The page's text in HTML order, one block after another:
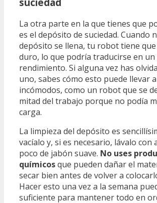
La otra parte en la que tienes que
es el depósito de suciedad. Cuando
depósito se llena, tu robot tiene
duro, lo que podría traducirse en
rendimiento. Si alguna vez has
uno, sabes cómo esto puede llevar
incómodos, como un robot que se
mitad del trabajo porque no podía
carga.
La limpieza del depósito es
vacíalo y, si es necesario, lávalo con
poco de jabón suave. No uses
químicosque pueden dañar el
secar bien antes de volver a
Hacer esto una vez a la semana
suficiente para mantener todo en